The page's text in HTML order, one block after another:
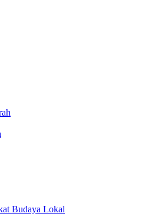
Budaya Lokal